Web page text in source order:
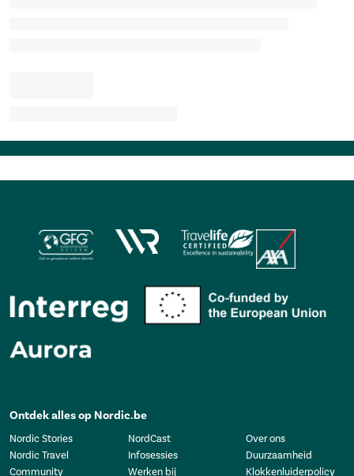
Ontdek alles op Nordic.be
Nordic Stories
Nordic Travel
Community
NordCast
Infosessies
Werken bij
Over ons
Duurzaamheid
Klokkenluiderpolicy